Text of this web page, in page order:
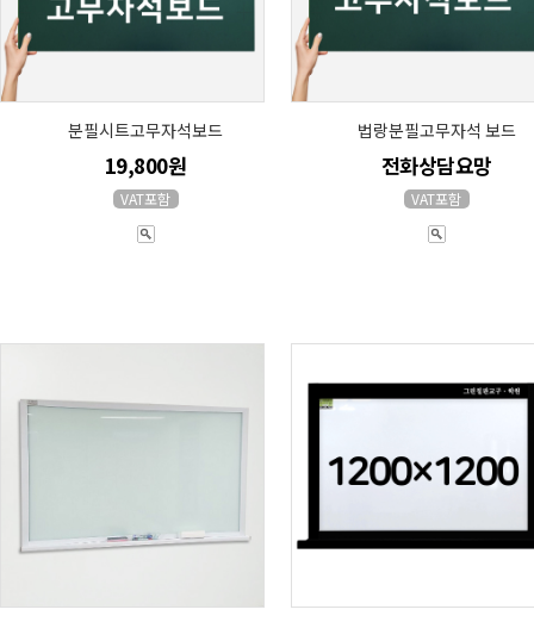
분필시트고무자석보드
19,800원
VAT포함
법랑분필고무자석 보드
전화상담요망
VAT포함